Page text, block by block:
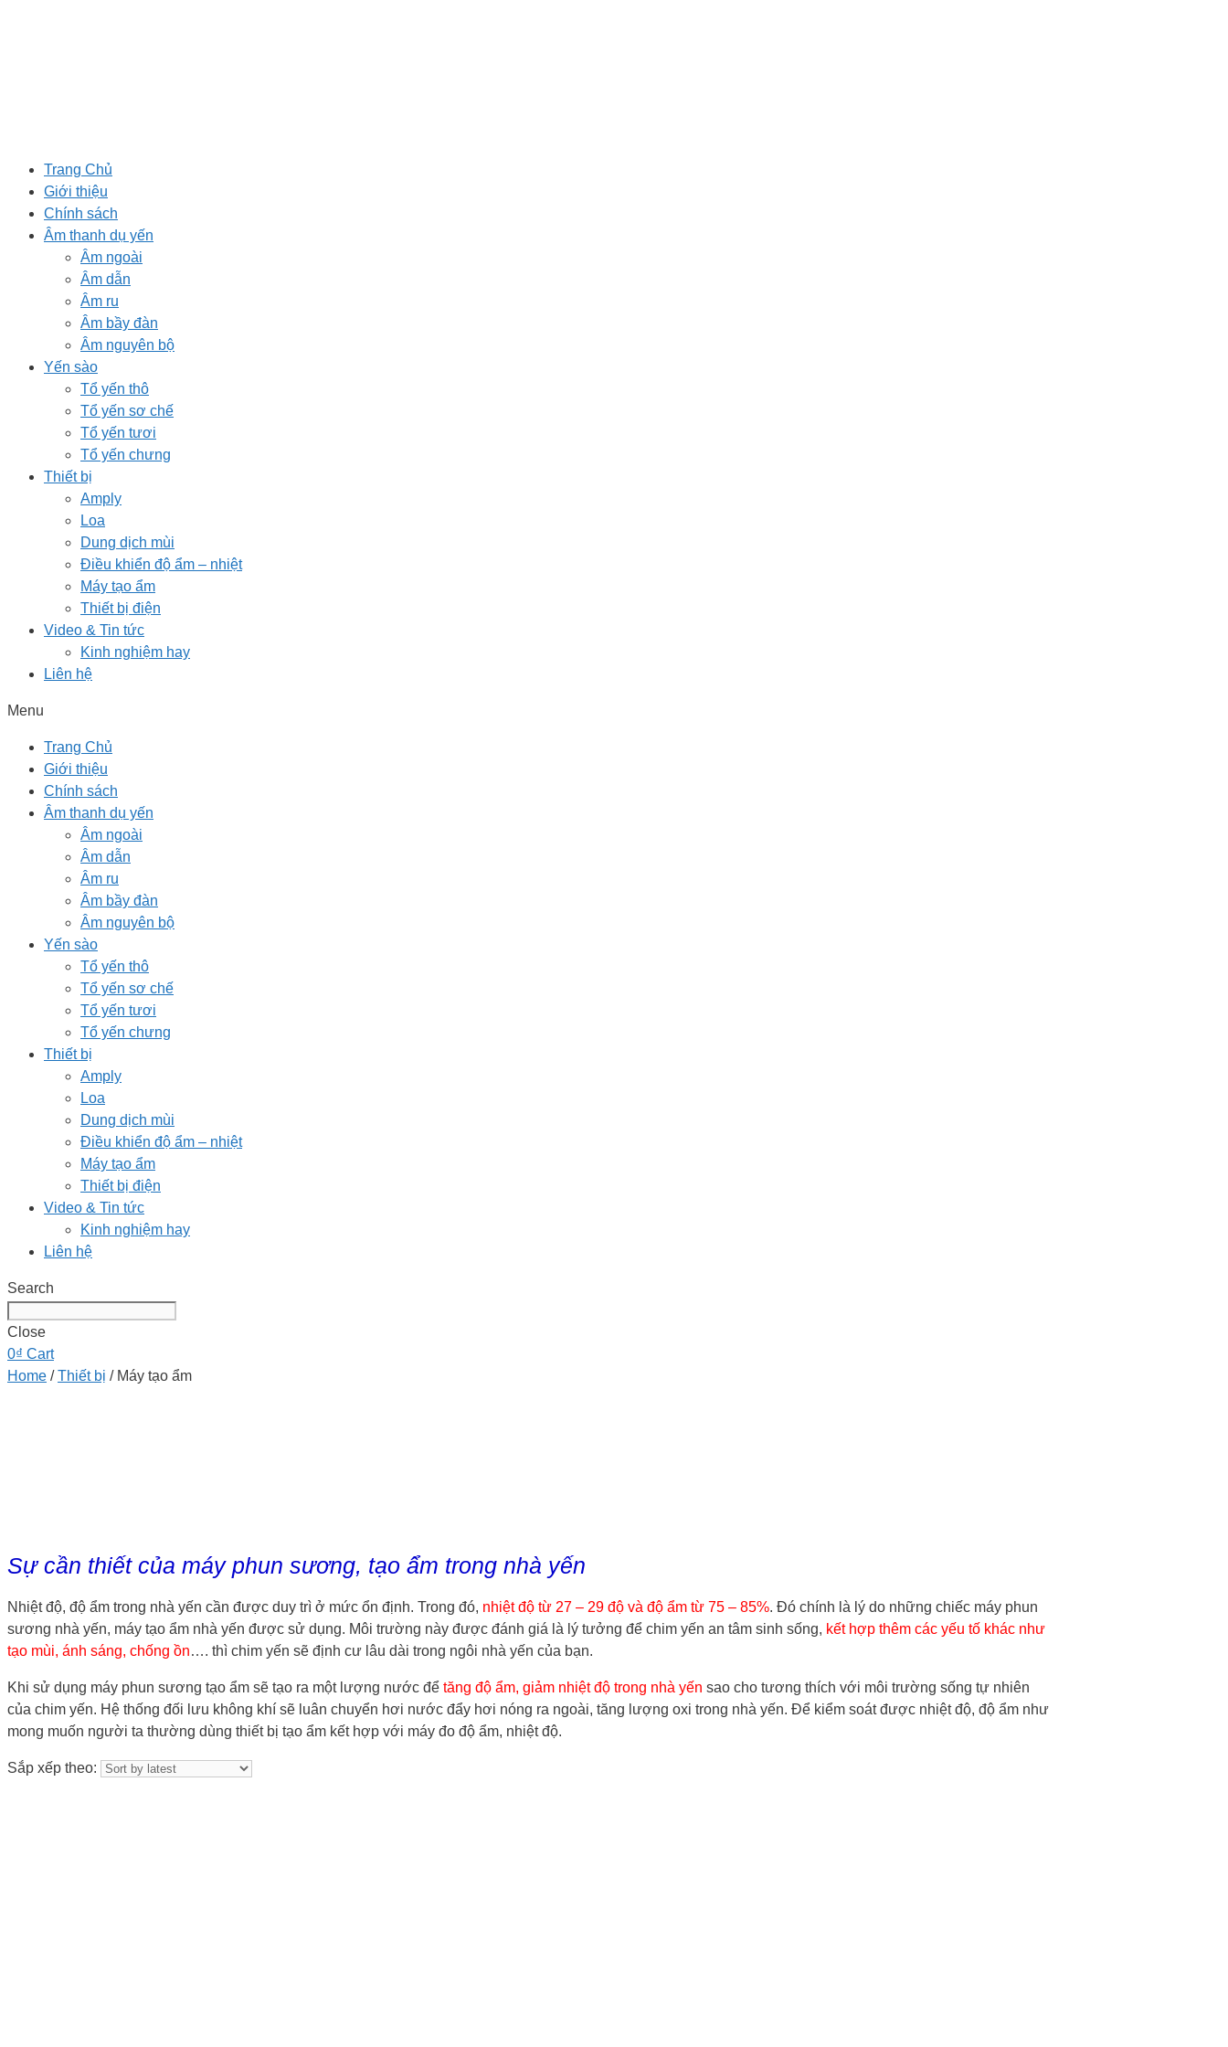
Trang Chủ
Giới thiệu
Chính sách
Âm thanh dụ yến
Âm ngoài
Âm dẫn
Âm ru
Âm bầy đàn
Âm nguyên bộ
Yến sào
Tổ yến thô
Tổ yến sơ chế
Tổ yến tươi
Tổ yến chưng
Thiết bị
Amply
Loa
Dung dịch mùi
Điều khiển độ ẩm – nhiệt
Máy tạo ẩm
Thiết bị điện
Video & Tin tức
Kinh nghiệm hay
Liên hệ
Menu
Trang Chủ
Giới thiệu
Chính sách
Âm thanh dụ yến
Âm ngoài
Âm dẫn
Âm ru
Âm bầy đàn
Âm nguyên bộ
Yến sào
Tổ yến thô
Tổ yến sơ chế
Tổ yến tươi
Tổ yến chưng
Thiết bị
Amply
Loa
Dung dịch mùi
Điều khiển độ ẩm – nhiệt
Máy tạo ẩm
Thiết bị điện
Video & Tin tức
Kinh nghiệm hay
Liên hệ
Search
Close
0₫ Cart
Home /Thiết bị / Máy tạo ẩm
Sự cần thiết của máy phun sương, tạo ẩm trong nhà yến
Nhiệt độ, độ ẩm trong nhà yến cần được duy trì ở mức ổn định. Trong đó, nhiệt độ từ 27 – 29 độ và độ ẩm từ 75 – 85%. Đó chính là lý do những chiếc máy phun
sương nhà yến, máy tạo ẩm nhà yến được sử dụng. Môi trường này được đánh giá là lý tưởng để chim yến an tâm sinh sống, kết hợp thêm các yếu tố khác như
tạo mùi, ánh sáng, chống ồn…. thì chim yến sẽ định cư lâu dài trong ngôi nhà yến của bạn.
Khi sử dụng máy phun sương tạo ẩm sẽ tạo ra một lượng nước để tăng độ ẩm, giảm nhiệt độ trong nhà yến sao cho tương thích với môi trường sống tự nhiên
của chim yến. Hệ thống đối lưu không khí sẽ luân chuyển hơi nước đẩy hơi nóng ra ngoài, tăng lượng oxi trong nhà yến. Để kiểm soát được nhiệt độ, độ ẩm như
mong muốn người ta thường dùng thiết bị tạo ẩm kết hợp với máy đo độ ẩm, nhiệt độ.
Sắp xếp theo: